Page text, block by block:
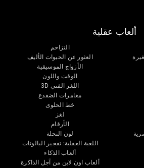
ألعاب عقلية
التزاحم
العثور عن الحيوات الأليف
الأزواج الموسيقية
الوقت واللون
اللغز الفني 3D
مغامرات الضفدع
خط الحلوى
لغز
الأرقام
لون النحلة
اللعبة العقلية: تفجير البالونات
ألعاب الذكاء
ألعاب اون لاين من آجل الذاكرة